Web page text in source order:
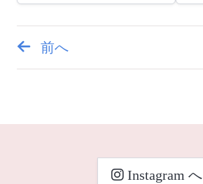
投
ナ
前へ
Instagram へ